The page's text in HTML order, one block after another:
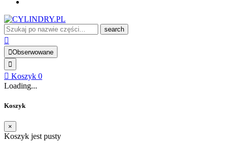
search
Obserwowane
Koszyk 0
Loading...
Koszyk
×
Koszyk jest pusty